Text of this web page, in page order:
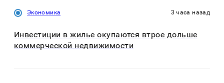
Экономика 3 часа назад
Инвестиции в жилье окупаются втрое дольше
коммерческой недвижимости